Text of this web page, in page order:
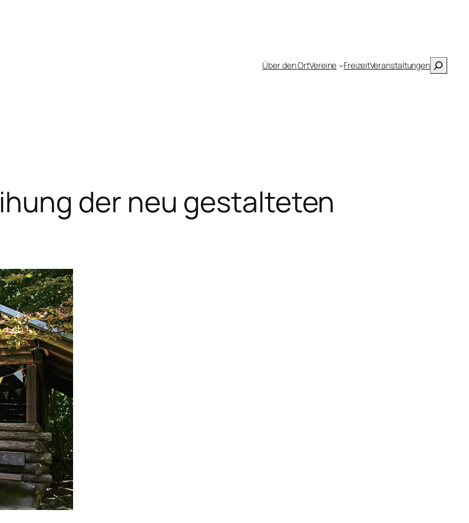
Über den OrtVereine FreizeitVeranstaltungen Suchen
der neu gestalteten